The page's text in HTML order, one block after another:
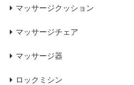
マッサージクッション
マッサージチェア
マッサージ器
ロックミシン